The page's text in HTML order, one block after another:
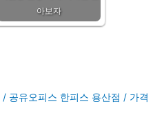
아보자
공유오피스 한피스 용산점 / 가격